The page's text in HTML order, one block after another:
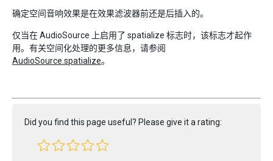
确定空间音响效果是在效果滤波器前还是后插入的。
仅当在 AudioSource 上启用了 spatialize 标志时，该标志才起作
用。有关空间化处理的更多信息，请参阅
AudioSource.spatialize。
Did you find this page useful? Please give it a rating: